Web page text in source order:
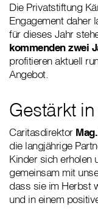
Die Privatstiftung
Engagement daher
für dieses Jahr
kommenden zwei
profitieren aktuell
Angebot.
Gestärkt
Caritasdirektor
die langjährige
Kinder sich erholen
gemeinsam mit
dass sie im Herbst
und in einem